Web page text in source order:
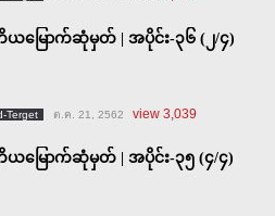
မြောက်ဆုံမှတ် | အပိုင်း-၃၆ (၂/၄)
Terget ต.ค. 21, 2562 view 3,039
မြောက်ဆုံမှတ် | အပိုင်း-၃၅ (၄/၄)